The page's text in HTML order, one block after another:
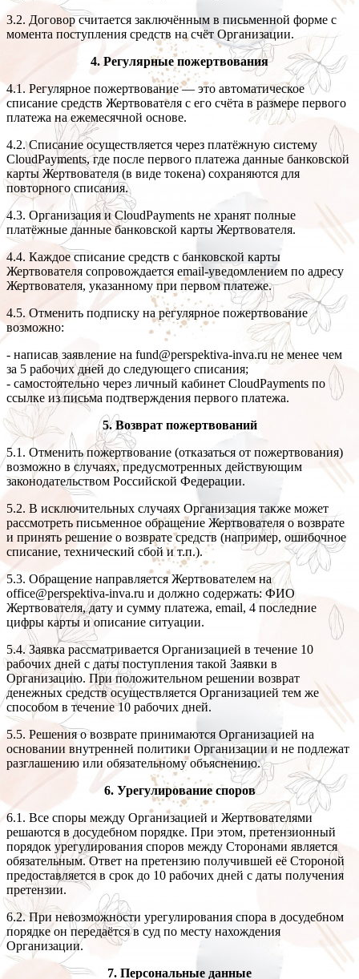
3.2. Договор считается заключённым в письменной форме с
момента поступления средств на счёт Организации.
4. Регулярные пожертвования
4.1. Регулярное пожертвование — это автоматическое
списание средств Жертвователя с его счёта в размере первого
платежа на ежемесячной основе.
4.2. Списание осуществляется через платёжную систему
CloudPayments, где после первого платежа данные банковской
карты Жертвователя (в виде токена) сохраняются для
повторного списания.
4.3. Организация и CloudPayments не хранят полные
платёжные данные банковской карты Жертвователя.
4.4. Каждое списание средств с банковской карты
Жертвователя сопровождается email-уведомлением по адресу
Жертвователя, указанному при первом платеже.
4.5. Отменить подписку на регулярное пожертвование
возможно:
- написав заявление на fund@perspektiva-inva.ru не менее чем
за 5 рабочих дней до следующего списания;
- самостоятельно через личный кабинет CloudPayments по
ссылке из письма подтверждения первого платежа.
5. Возврат пожертвований
5.1. Отменить пожертвование (отказаться от пожертвования)
возможно в случаях, предусмотренных действующим
законодательством Российской Федерации.
5.2. В исключительных случаях Организация также может
рассмотреть письменное обращение Жертвователя о возврате
и принять решение о возврате средств (например, ошибочное
списание, технический сбой и т.п.).
5.3. Обращение направляется Жертвователем на
office@perspektiva-inva.ru и должно содержать: ФИО
Жертвователя, дату и сумму платежа, email, 4 последние
цифры карты и описание ситуации.
5.4. Заявка рассматривается Организацией в течение 10
рабочих дней с даты поступления такой Заявки в
Организацию. При положительном решении возврат
денежных средств осуществляется Организацией тем же
способом в течение 10 рабочих дней.
5.5. Решения о возврате принимаются Организацией на
основании внутренней политики Организации и не подлежат
разглашению или обязательному объяснению.
6. Урегулирование споров
6.1. Все споры между Организацией и Жертвователями
решаются в досудебном порядке. При этом, претензионный
порядок урегулирования споров между Сторонами является
обязательным. Ответ на претензию получившей её Стороной
предоставляется в срок до 10 рабочих дней с даты получения
претензии.
6.2. При невозможности урегулирования спора в досудебном
порядке он передаётся в суд по месту нахождения
Организации.
7. Персональные данные